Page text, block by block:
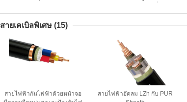
ต่างกัน
สายเคเบิลพิเศษ (15)
สายไฟฟ้ากันไฟฟ้าด้วยหน้าจอ
สายไฟฟ้าอัดลม LZh กับ PUR